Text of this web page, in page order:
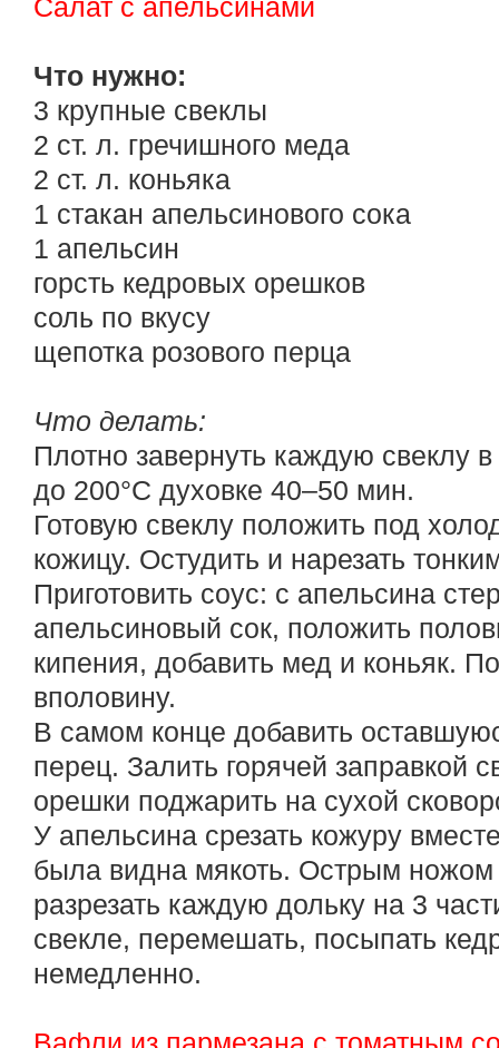
Салат с апельсинами
Что нужно:
3 крупные свеклы
2 ст. л. гречишного меда
2 ст. л. коньяка
1 стакан апельсинового сока
1 апельсин
горсть кедровых орешков
соль по вкусу
щепотка розового перца
Что делать:
Плотно завернуть каждую свеклу
до 200°С духовке 40–50 мин.
Готовую свеклу положить под
кожицу. Остудить и нарезать
Приготовить соус: с апельсина
апельсиновый сок, положить
кипения, добавить мед и коньяк.
вполовину.
В самом конце добавить
перец. Залить горячей заправкой
орешки поджарить на сухой
У апельсина срезать кожуру
была видна мякоть. Острым
разрезать каждую дольку на 3
свекле, перемешать, посыпать
немедленно.